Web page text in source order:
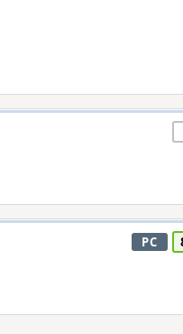
PC